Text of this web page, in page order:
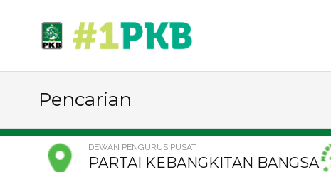
Pencarian
DEWAN PENGURUS PUSAT
PARTAI KEBANGKITAN BANGSA